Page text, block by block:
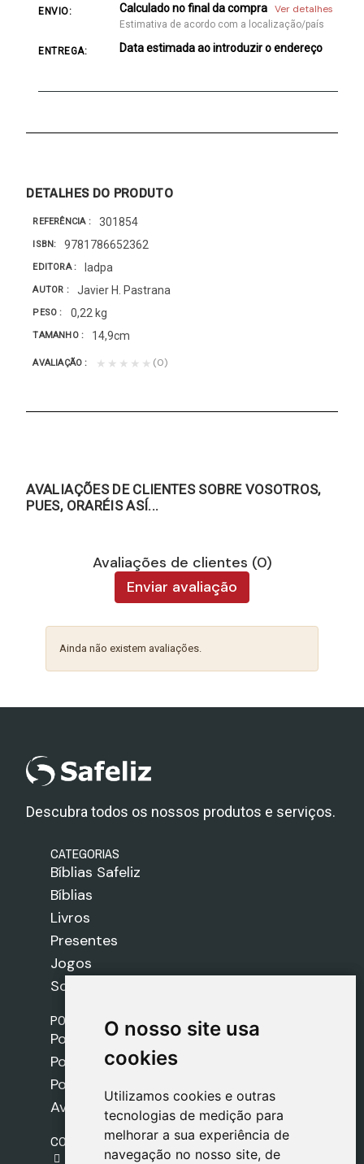
O nosso site usa
cookies
Utilizamos cookies e outras
tecnologias de medição para
melhorar a sua experiência de
navegação no nosso site, de
O nosso site usa
cookies
Utilizamos cookies e outras
tecnologias de medição para
melhorar a sua experiência de
navegação no nosso site, de
ENVIO: Calculado no final da compra Ver detalhes
Estimativa de acordo com a localização/país
ENTREGA: Data estimada ao introduzir o endereço
DETALHES DO PRODUTO
REFERÊNCIA 301854
ISBN 9781786652362
EDITORA Iadpa
AUTOR Javier H. Pastrana
PESO 0,22 kg
TAMANHO 14,9cm
AVALIAÇÃO ★★★★★ (0)
AVALIAÇÕES DE CLIENTES SOBRE VOSOTROS,
PUES, ORARÉIS ASÍ...
Avaliações de clientes (0)
Enviar avaliação
Ainda não existem avaliações.
Descubra todos os nossos produtos e serviços.
CATEGORIAS
Bíblias Safeliz
Bíblias
Livros
Presentes
Jogos
Sobre nós
POLÍTICAS
Política de Envios
Política de Cookies
Política de Privacidade
Aviso Legal
CONTACTO
gestion@safeliz.com